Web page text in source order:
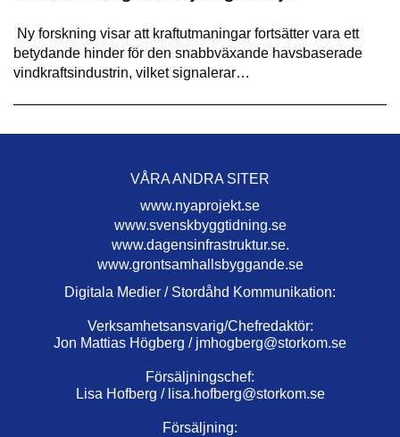
Ny forskning visar att kraftutmaningar fortsätter vara ett
betydande hinder för den snabbväxande havsbaserade
vindkraftsindustrin, vilket signalerar…
VÅRA ANDRA SITER
www.nyaprojekt.se
www.svenskbyggtidning.se
www.dagensinfrastruktur.se.
www.grontsamhallsbyggande.se
Digitala Medier / Stordåhd Kommunikation:
Verksamhetsansvarig/Chefredaktör:
Jon Mattias Högberg / jmhogberg@storkom.se
Försäljningschef:
Lisa Hofberg / lisa.hofberg@storkom.se
Försäljning: